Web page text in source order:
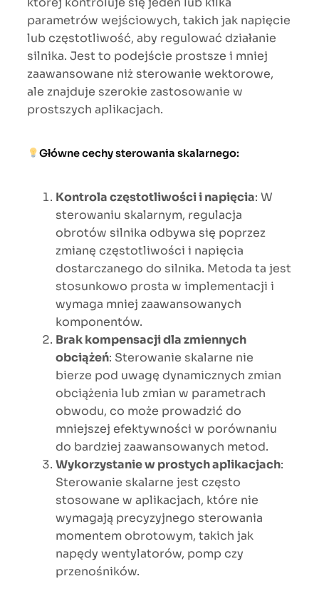
parametrów wejściowych, takich jak napięcie
lub częstotliwość, aby regulować działanie
silnika. Jest to podejście prostsze i mniej
zaawansowane niż sterowanie wektorowe,
ale znajduje szerokie zastosowanie w
prostszych aplikacjach.
Główne cechy sterowania skalarnego:
Kontrola częstotliwości i napięcia: W
sterowaniu skalarnym, regulacja
obrotów silnika odbywa się poprzez
zmianę częstotliwości i napięcia
dostarczanego do silnika. Metoda ta jest
stosunkowo prosta w implementacji i
wymaga mniej zaawansowanych
komponentów.
Brak kompensacji dla zmiennych
obciążeń: Sterowanie skalarne nie
bierze pod uwagę dynamicznych zmian
obciążenia lub zmian w parametrach
obwodu, co może prowadzić do
mniejszej efektywności w porównaniu
do bardziej zaawansowanych metod.
Wykorzystanie w prostych aplikacjach:
Sterowanie skalarne jest często
stosowane w aplikacjach, które nie
wymagają precyzyjnego sterowania
momentem obrotowym, takich jak
napędy wentylatorów, pomp czy
przenośników.